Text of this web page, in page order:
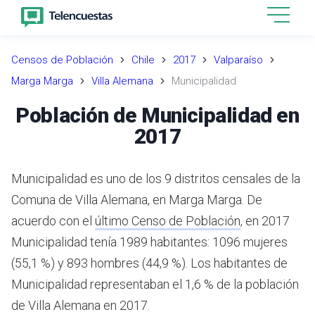
Censos de Población Chile 2017
Valparaíso
Marga Marga
Villa Alemana Municipalidad
Población de Municipalidad en
2017
Municipalidad es uno de los 9 distritos censales de la
Comuna de Villa Alemana, en Marga Marga. De
acuerdo con el último Censo de Población, en 2017
Municipalidad tenía 1989 habitantes: 1096 mujeres
(55,1 %) y 893 hombres (44,9 %). Los habitantes de
Municipalidad representaban el 1,6 % de la población
de Villa Alemana en 2017.